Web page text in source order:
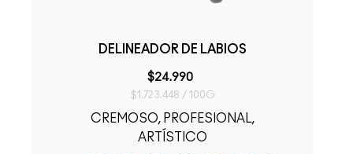
DELINEADOR DE LABIOS
$24.990
$1.723.448 / 100G
CREMOSO, PROFESIONAL,
ARTÍSTICO